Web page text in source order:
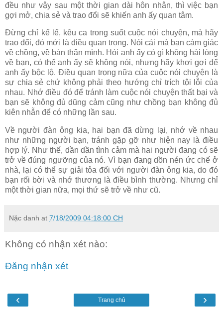
đều như vậy sau một thời gian dài hôn nhân, thì việc bạn
gợi mở, chia sẻ và trao đổi sẽ khiến anh ấy quan tâm.
Đừng chỉ kể lể, kêu ca trong suốt cuộc nói chuyện, mà hãy
trao đổi, đó mới là điều quan trọng. Nói cái mà bạn cảm giác
về chồng, về bản thân mình. Hỏi anh ấy có gì không hài lòng
về bạn, có thể anh ấy sẽ không nói, nhưng hãy khơi gợi để
anh ấy bộc lộ. Điều quan trọng nữa của cuộc nói chuyện là
sự chia sẻ chứ không phải theo hướng chỉ trích tội lỗi của
nhau. Nhớ điều đó để tránh làm cuộc nói chuyện thất bại và
bạn sẽ không đủ dũng cảm cũng như chồng bạn không đủ
kiên nhẫn để có những lần sau.
Về người đàn ông kia, hai bạn đã dừng lại, nhớ về nhau
như những người bạn, tránh gặp gỡ như hiện nay là điều
hợp lý. Như thế, dần dần tình cảm mà hai người đang có sẽ
trở về đúng ngưỡng của nó. Vì bạn đang dồn nén ức chế ở
nhà, lại có thể sự giải tỏa đối với người đàn ông kia, do đó
bạn rối bời và nhớ thương là điều bình thường. Nhưng chỉ
một thời gian nữa, mọi thứ sẽ trở về như cũ.
Nặc danh at 7/18/2009 04:18:00 CH
Không có nhận xét nào:
Đăng nhận xét
‹ ›
Trang chủ